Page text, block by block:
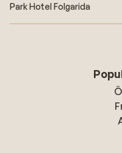
Park Hotel Folgarida